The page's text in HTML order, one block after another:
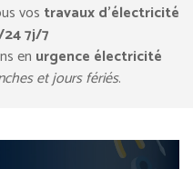
vos travaux d’électricité
7j/7
en urgence électricité
et jours fériés.